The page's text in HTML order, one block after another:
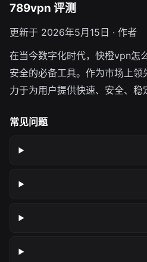
789vpn 评测
更新于 2026年5月15日 · 作者
在当今数字化时代，快橙vpn怎
安全的必备工具。作为市场上
力于为用户提供快速、安全、稳
常见问题